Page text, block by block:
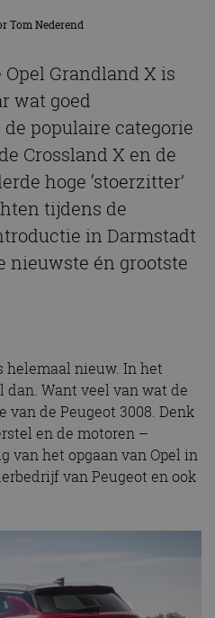
Tom Nederend
Grandland X is
wat goed
populaire categorie
Crossland X en de
hoge ‘stoerzitter’
tijdens de
in Darmstadt
nieuwste én grootste
helemaal nieuw. In het
dan. Want veel van wat de
van de Peugeot 3008. Denk
en de motoren –
van het opgaan van Opel in
van Peugeot en ook